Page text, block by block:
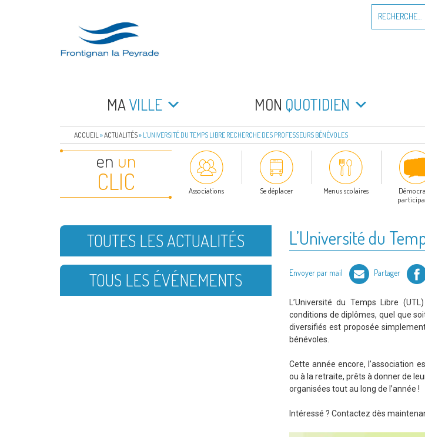
FRONTIGNAN LA PEYRADE
pour
MAVILLE MON QUOTIDIEN
ACCUEIL »ACTUALITÉS» L’UNIVERSITÉ DU TEMPS LIBRE RECHERCHE DES PROFESSEURS BÉNÉVOLES
en un
CLIC Associations Se déplacer Menus scolaires
L’Université du
Envoyer par mail Partager
L’Université du Temps Libre
conditions de diplômes, quel que
diversifiés est proposée
bénévoles.
Cette année encore, l’association
ou à la retraite, prêts à donner de
organisées tout au long de l’année !
Intéressé ? Contactez dès
TOUTES LES ACTUALITÉS
TOUS LES ÉVÉNEMENTS